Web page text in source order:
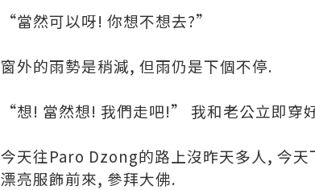
“當然可以呀! 你想不想去?”
窗外的雨勢是稍減, 但雨仍是下個不停.
“想! 當然想! 我們走吧!” 我和老公立即穿
今天往Paro Dzong的路上沒昨天多人, 今
漂亮服飾前來, 參拜大佛.